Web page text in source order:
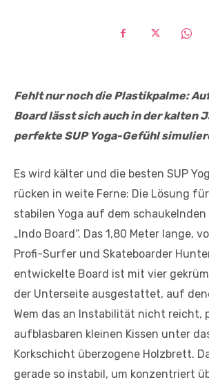
Fehlt nur noch die Plastikpalme:
Board lässt sich auch in der kalten
perfekte SUP Yoga-Gefühl
Es wird kälter und die besten SUP
rücken in weite Ferne: Die Lösung
stabilen Yoga auf dem
„Indo Board“. Das 1,80 Meter lange,
Profi-Surfer und Skateboarder
entwickelte Board ist mit vier
der Unterseite ausgestattet, auf
Wem das an Instabilität nicht reicht,
aufblasbaren kleinen Kissen unter
Korkschicht überzogene Holzbrett.
gerade so instabil, um konzentriert